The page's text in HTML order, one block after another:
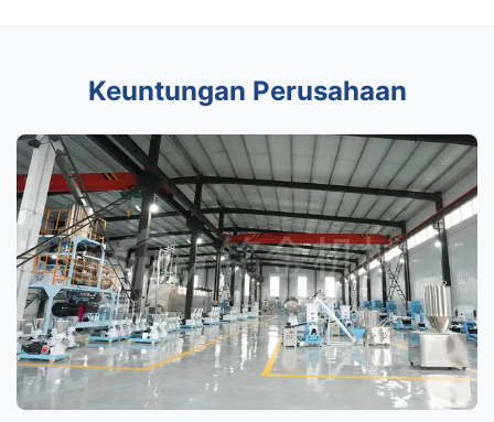
Keuntungan Perusahaan